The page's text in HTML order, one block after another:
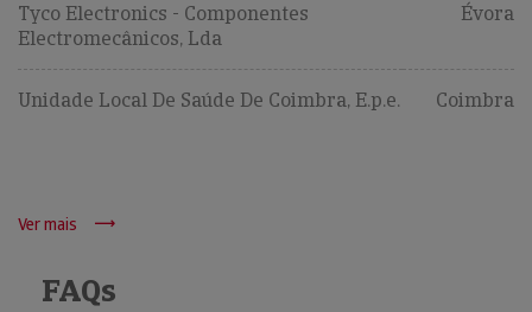
Tyco Electronics - Componentes
Electromecânicos, Lda
Évora
Unidade Local De Saúde De Coimbra, E.p.e. Coimbra
Ver mais
FAQs